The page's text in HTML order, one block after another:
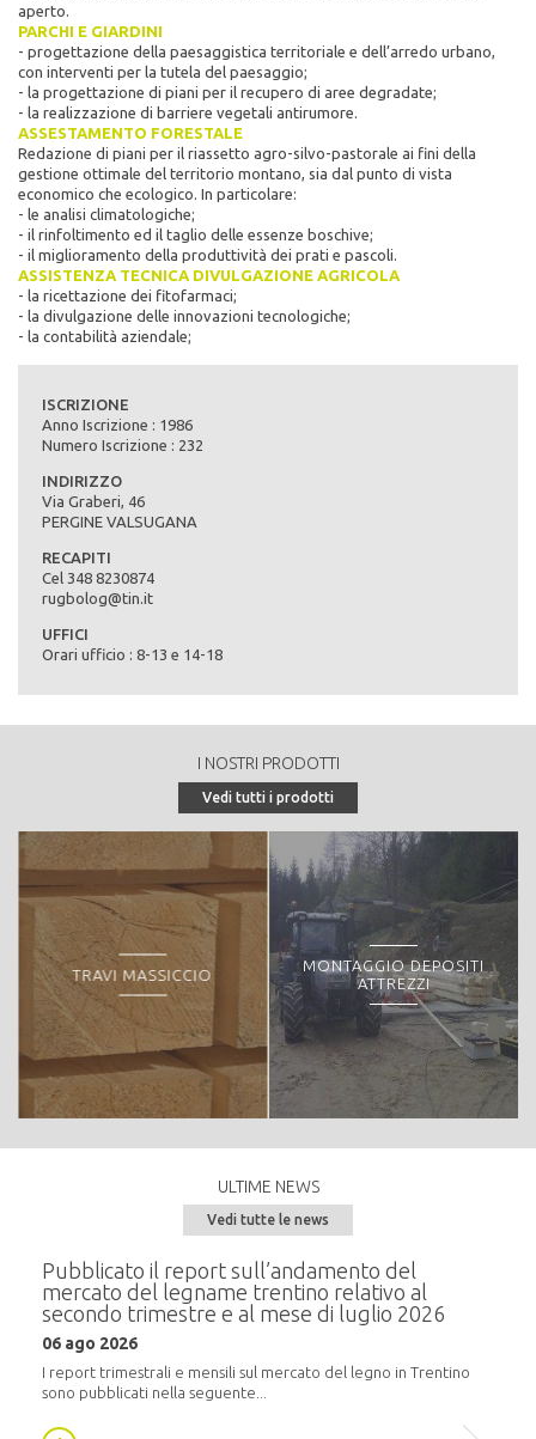
aperto.
PARCHI E GIARDINI
- progettazione della paesaggistica territoriale e dell’arredo urbano,
con interventi per la tutela del paesaggio;
- la progettazione di piani per il recupero di aree degradate;
- la realizzazione di barriere vegetali antirumore.
ASSESTAMENTO FORESTALE
Redazione di piani per il riassetto agro-silvo-pastorale ai fini della
gestione ottimale del territorio montano, sia dal punto di vista
economico che ecologico. In particolare:
- le analisi climatologiche;
- il rinfoltimento ed il taglio delle essenze boschive;
- il miglioramento della produttività dei prati e pascoli.
ASSISTENZA TECNICA DIVULGAZIONE AGRICOLA
- la ricettazione dei fitofarmaci;
- la divulgazione delle innovazioni tecnologiche;
- la contabilità aziendale;
ISCRIZIONE
Anno Iscrizione : 1986
Numero Iscrizione : 232
INDIRIZZO
Via Graberi, 46
PERGINE VALSUGANA
RECAPITI
Cel 348 8230874
rugbolog@tin.it
UFFICI
Orari ufficio : 8-13 e 14-18
I NOSTRI PRODOTTI
Vedi tutti i prodotti
TRAVI MASSICCIO
MONTAGGIO DEPOSITI
ATTREZZI
ULTIME NEWS
Vedi tutte le news
Pubblicato il report sull’andamento del
mercato del legname trentino relativo al
secondo trimestre e al mese di luglio 2026
06 ago 2026
I report trimestrali e mensili sul mercato del legno in Trentino
sono pubblicati nella seguente...